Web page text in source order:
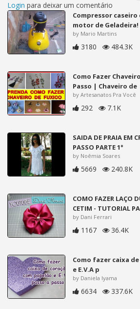
Login para deixar um comentário
Compressor caseiro
motor de Geladeira!
by Mario Martins
3180 484.3K
Como Fazer
Passo | Chaveiro de
by Artesanatos Pra Você
292 7.1K
SAIDA DE PRAIA EM
PASSO PARTE 1°
by Noêmia Soares
5669 240.8K
COMO FAZER LAÇO
CETIM - TUTORIAL
by Dani Ferrari
1167 36.4K
Como fazer caixa
e E.V.A p
by Daniela Iyama
6634 337.6K